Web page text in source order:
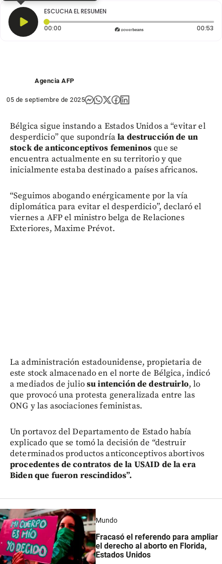
ESCUCHA EL RESUMEN
00:00 Tiempo transcurrido: 0 segundos 00:53
Agencia AFP
05 de septiembre de 2025
Bélgica sigue instando a Estados Unidos a “evitar el
desperdicio” que supondríala destrucción de un
stock de anticonceptivos femeninosque se
encuentra actualmente en su territorio y que
inicialmente estaba destinado a países africanos.
“Seguimos abogando enérgicamente por la vía
diplomática para evitar el desperdicio”, declaró el
viernes a AFP el ministro belga de Relaciones
Exteriores, Maxime Prévot.
La administración estadounidense, propietaria de
este stock almacenado en el norte de Bélgica, indicó
a mediados de juliosu intención de destruirlo, lo
que provocó una protesta generalizada entre las
ONG y las asociaciones feministas.
Un portavoz del Departamento de Estado había
explicado que se tomó la decisión de “destruir
determinados productos anticonceptivos abortivos
procedentes de contratos de la USAID de la era
Biden que fueron rescindidos”.
Mundo
Fracasó el referendo para ampliar
el derecho al aborto en Florida,
Estados Unidos